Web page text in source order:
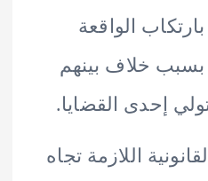
بينهم
القضايا.
تجاه